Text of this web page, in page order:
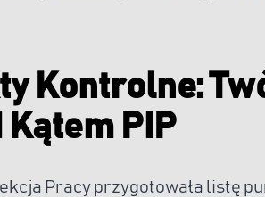
Kontrolne:
Kątem PIP
Pracy przygotowała listę